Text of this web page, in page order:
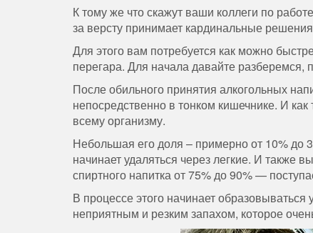
К тому же что скажут ваши коллеги по
за версту принимает кардинальные
Для этого вам потребуется как можно
перегара. Для начала давайте разберемся,
После обильного принятия алкогольных
непосредственно в тонком кишечнике. И как
всему организму.
Небольшая его доля – примерно от 10%
начинает удаляться через легкие. И также
спиртного напитка от 75% до 90% —
В процессе этого начинает
неприятным и резким запахом, которое